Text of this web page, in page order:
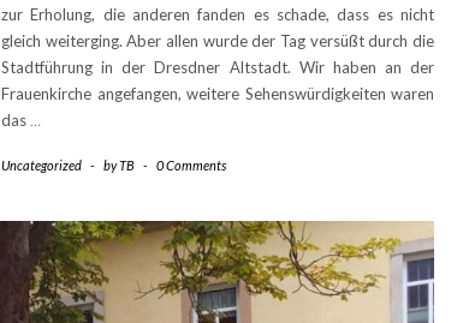
zur Erholung, die anderen fanden es schade, dass es nicht
gleich weiterging. Aber allen wurde der Tag versüßt durch die
Stadtführung in der Dresdner Altstadt. Wir haben an der
Frauenkirche angefangen, weitere Sehenswürdigkeiten waren
das…
Uncategorized - byTB - 0 Comments